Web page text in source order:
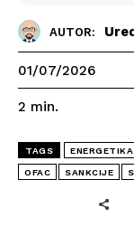
AUTOR:
01/07/2026
2 min.
TAGS ENERGETIKA
OFAC SANKCIJE